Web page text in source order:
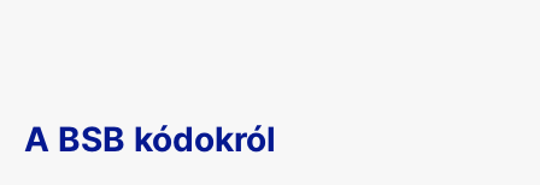
A BSB kódokról